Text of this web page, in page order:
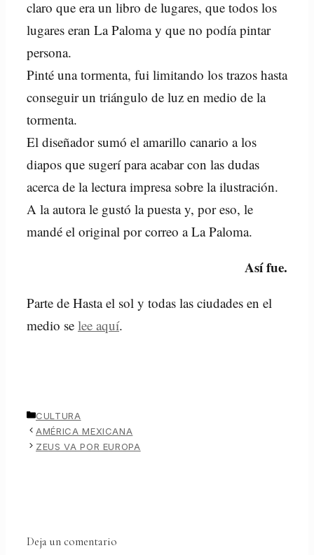
claro que era un libro de lugares, que todos los
lugares eran La Paloma y que no podía pintar
persona.
Pinté una tormenta, fui limitando los trazos hasta
conseguir un triángulo de luz en medio de la
tormenta.
El diseñador sumó el amarillo canario a los
diapos que sugerí para acabar con las dudas
acerca de la lectura impresa sobre la ilustración.
A la autora le gustó la puesta y, por eso, le
mandé el original por correo a La Paloma.
Así fue.
Parte de Hasta el sol y todas las ciudades en el
medio se lee aquí.
CATEGORÍAS
CULTURA
AMÉRICA MEXICANA
ZEUS VA POR EUROPA
Deja un comentario